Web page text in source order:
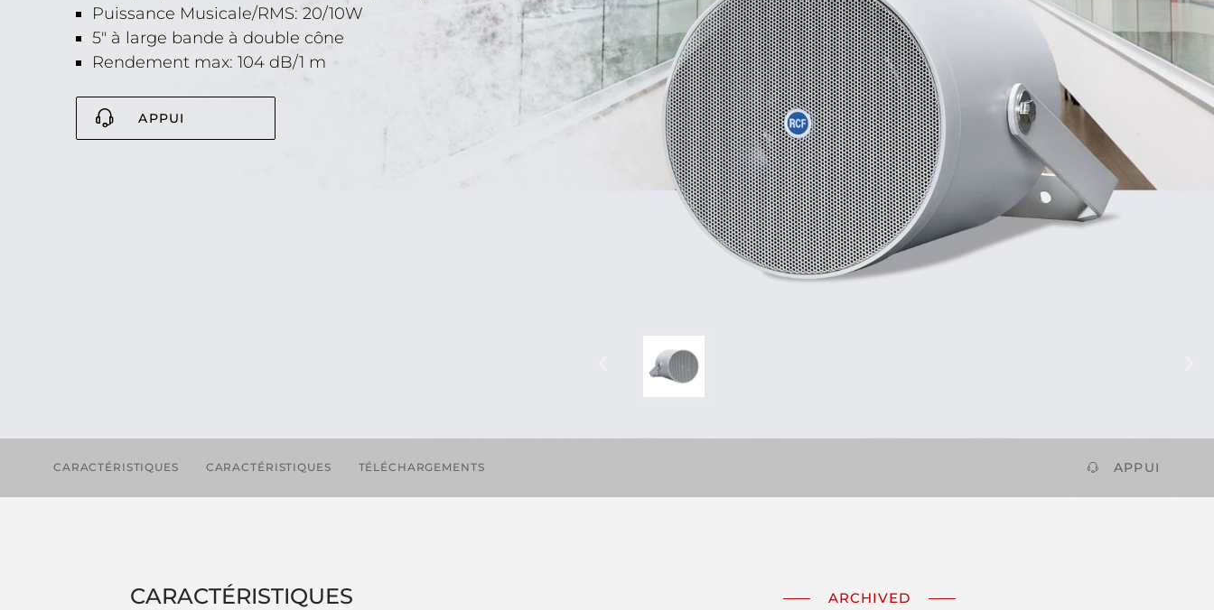
Puissance Musicale/RMS: 20/10W
5" à large bande à double cône
Rendement max: 104 dB/1 m
APPUI
CARACTÉRISTIQUES CARACTÉRISTIQUES TÉLÉCHARGEMENTS APPUI
CARACTÉRISTIQUES ARCHIVED